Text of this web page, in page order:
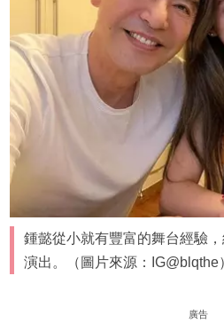
鍾懿從小就有豐富的舞台經驗
演出。（圖片來源：IG@blqthe
廣告